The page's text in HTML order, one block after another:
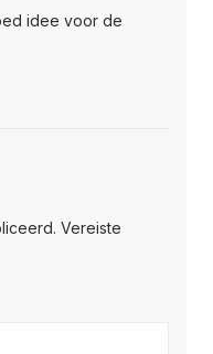
idee voor de
Vereiste